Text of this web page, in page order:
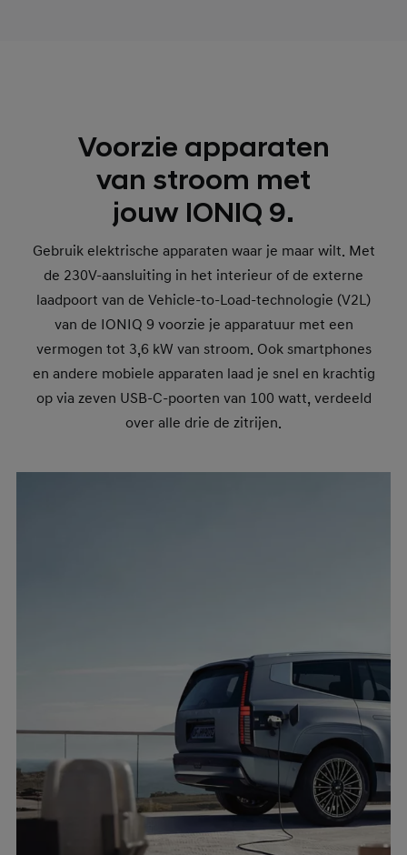
Voorzie apparaten
van stroom met
jouw IONIQ 9.
Gebruik elektrische apparaten waar je maar wilt. Met
de 230V-aansluiting in het interieur of de externe
laadpoort van de Vehicle-to-Load-technologie (V2L)
van de IONIQ 9 voorzie je apparatuur met een
vermogen tot 3,6 kW van stroom. Ook smartphones
en andere mobiele apparaten laad je snel en krachtig
op via zeven USB-C-poorten van 100 watt, verdeeld
over alle drie de zitrijen.